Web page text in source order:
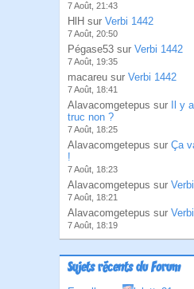
7 Août, 21:43
HlH sur Verbi 1442
7 Août, 20:50
Pégase53 sur Verbi 1442
7 Août, 19:35
macareu sur Verbi 1442
7 Août, 18:41
Alavacomgetepus sur
Il y
truc non ?
7 Août, 18:25
Alavacomgetepus sur Ça
!
7 Août, 18:23
Alavacomgetepus sur
7 Août, 18:21
Alavacomgetepus sur
7 Août, 18:19
Sujets récents du Forum